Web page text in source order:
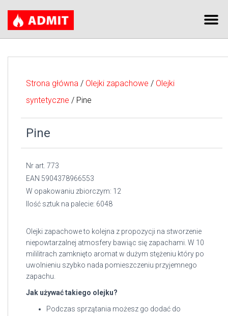
Strona główna / Olejki zapachowe / Olejki
syntetyczne / Pine
Pine
Nr art. 773
EAN 5904378966553
W opakowaniu zbiorczym: 12
Ilość sztuk na palecie: 6048
Olejki zapachowe to kolejna z propozycji na stworzenie
niepowtarzalnej atmosfery bawiąc się zapachami. W 10
mililitrach zamknięto aromat w dużym stężeniu który po
uwolnieniu szybko nada pomieszczeniu przyjemnego
zapachu.
Jak używać takiego olejku?
Podczas sprzątania możesz go dodać do